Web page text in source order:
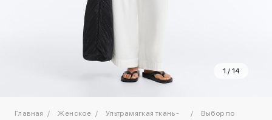
1 / 14
Главная Женское
Ультрамягкая ткань -
Выбор по